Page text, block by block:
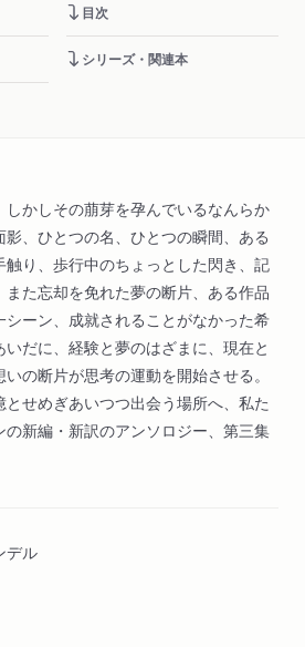
目次
シリーズ・関連本
かしその萠芽を孕んでいるなんらか
、ひとつの名、ひとつの瞬間、ある
り、歩行中のちょっとした閃き、記
た忘却を免れた夢の断片、ある作品
ーン、成就されることがなかった希
だに、経験と夢のはざまに、現在と
の断片が思考の運動を開始させる。
せめぎあいつつ出会う場所へ、私た
新編・新訳のアンソロジー、第三集
デル